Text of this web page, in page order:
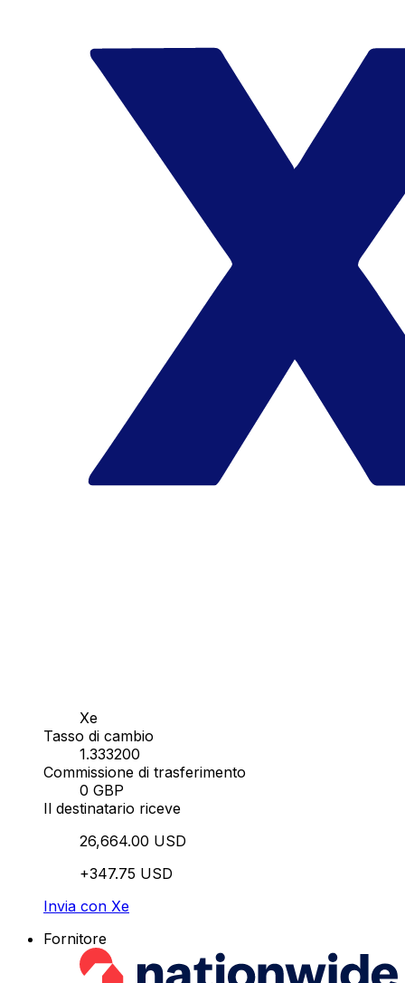
Xe
Tasso di cambio
1.333200
Commissione di trasferimento
0 GBP
Il destinatario riceve
26,664.00 USD
+347.75 USD
Invia con Xe
Fornitore